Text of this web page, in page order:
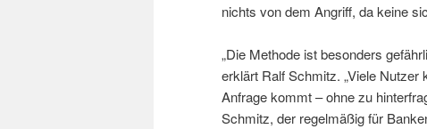
nichts von dem Angriff, da keine
„Die Methode ist besonders
erklärt Ralf Schmitz. „Viele Nutzer
Anfrage kommt – ohne zu
Schmitz, der regelmäßig für